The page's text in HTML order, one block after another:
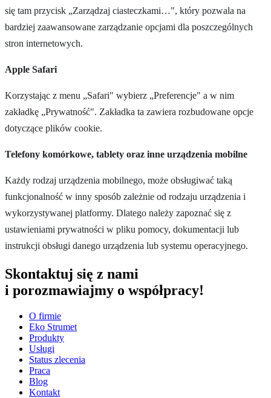
się tam przycisk „Zarządzaj ciasteczkami…", który pozwala na
bardziej zaawansowane zarządzanie opcjami dla poszczególnych
stron internetowych.
Apple Safari
Korzystając z menu „Safari" wybierz „Preferencje" a w nim
zakładkę „Prywatność". Zakładka ta zawiera rozbudowane opcje
dotyczące plików cookie.
Telefony komórkowe, tablety oraz inne urządzenia mobilne
Każdy rodzaj urządzenia mobilnego, może obsługiwać taką
funkcjonalność w inny sposób zależnie od rodzaju urządzenia i
wykorzystywanej platformy. Dlatego należy zapoznać się z
ustawieniami prywatności w pliku pomocy, dokumentacji lub
instrukcji obsługi danego urządzenia lub systemu operacyjnego.
Skontaktuj się z nami
i porozmawiajmy o współpracy!
O firmie
Eko Strumet
Produkty
Usługi
Status zlecenia
Praca
Blog
Kontakt